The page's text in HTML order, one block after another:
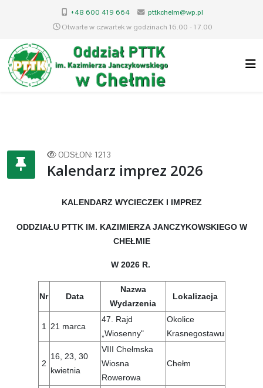
+48 600 419 664
pttkchelm@wp.pl
Otwarte w czwartek w godzinach 16.00 - 17.00
ODSŁON: 1213
Kalendarz imprez 2026
KALENDARZ WYCIECZEK I IMPREZ
ODDZIAŁU PTTK IM. KAZIMIERZA JANCZYKOWSKIEGO W
CHEŁMIE
W 2026 R.
Nr Data
Nazwa
Wydarzenia
Lokalizacja
1 21 marca
47. Rajd
„Wiosenny"
Okolice
Krasnegostawu
2
16, 23, 30
kwietnia
VIII Chełmska
Wiosna
Rowerowa
Chełm